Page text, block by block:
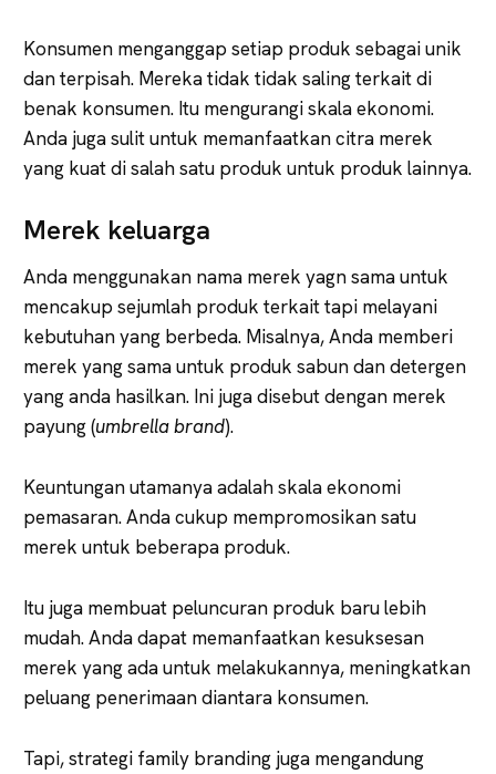
Konsumen menganggap setiap produk sebagai unik
dan terpisah. Mereka tidak tidak saling terkait di
benak konsumen. Itu mengurangi skala ekonomi.
Anda juga sulit untuk memanfaatkan citra merek
yang kuat di salah satu produk untuk produk lainnya.
Merek keluarga
Anda menggunakan nama merek yagn sama untuk
mencakup sejumlah produk terkait tapi melayani
kebutuhan yang berbeda. Misalnya, Anda memberi
merek yang sama untuk produk sabun dan detergen
yang anda hasilkan. Ini juga disebut dengan merek
payung (umbrella brand).
Keuntungan utamanya adalah skala ekonomi
pemasaran. Anda cukup mempromosikan satu
merek untuk beberapa produk.
Itu juga membuat peluncuran produk baru lebih
mudah. Anda dapat memanfaatkan kesuksesan
merek yang ada untuk melakukannya, meningkatkan
peluang penerimaan diantara konsumen.
Tapi, strategi family branding juga mengandung